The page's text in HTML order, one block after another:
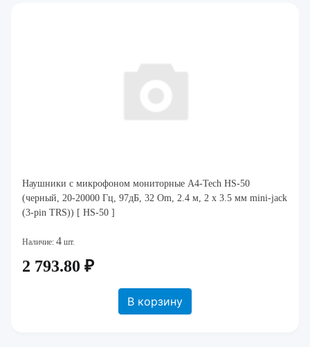
Наушники с микрофоном мониторные A4-Tech HS-50
(черный, 20-20000 Гц, 97дБ, 32 Om, 2.4 м, 2 x 3.5 мм mini-jack
(3-pin TRS)) [ HS-50 ]
Наличие: 4 шт.
2 793.80 ₽
В корзину